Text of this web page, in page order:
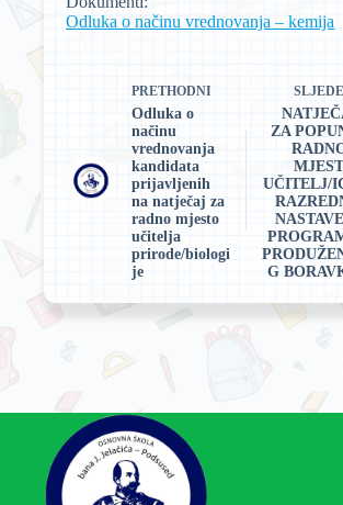
Odluka o načinu vrednovanja – kemija
PRETHODNI
Odluka o
načinu
vrednovanja
kandidata
prijavljenih
na natječaj za
radno mjesto
učitelja
prirode/biologi
je
ZA
UČITELJ/
G